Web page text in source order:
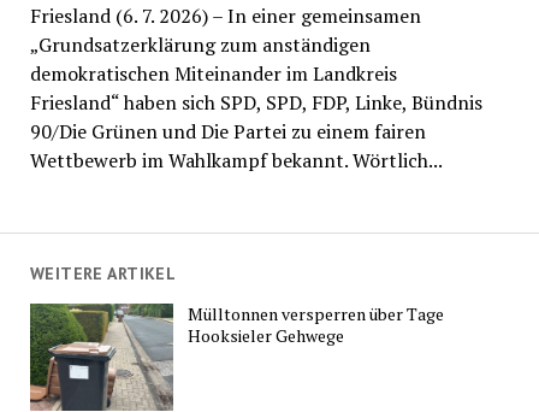
Friesland (6. 7. 2026) – In einer gemeinsamen
„Grundsatzerklärung zum anständigen
demokratischen Miteinander im Landkreis
Friesland“ haben sich SPD, SPD, FDP, Linke, Bündnis
90/Die Grünen und Die Partei zu einem fairen
Wettbewerb im Wahlkampf bekannt. Wörtlich...
WEITERE ARTIKEL
Mülltonnen versperren über Tage
Hooksieler Gehwege